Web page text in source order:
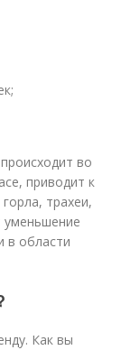
во
приводит к
трахеи,
уменьшение
в области
Как вы